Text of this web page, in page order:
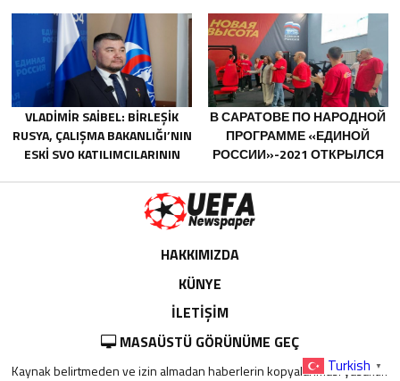
VLADIMIR SAIBEL: BIRLEŞIK
RUSYA, ÇALIŞMA BAKANLIĞI’NIN
ESKI SVO KATILIMCILARININ
SÜRECINI BASITLEŞTIRME
KARARINI DESTEKLIYOR
В САРАТОВЕ ПО НАРОДНОЙ
ПРОГРАММЕ «ЕДИНОЙ
РОССИИ»-2021 ОТКРЫЛСЯ
«НОВАЯ ВЫСОТА»
HAKKIMIZDA
KÜNYE
İLETİŞİM
MASAÜSTÜ GÖRÜNÜME GEÇ
Kaynak belirtmeden ve izin almadan haberlerin kopyalanması yasaktır.
Turkish ▼